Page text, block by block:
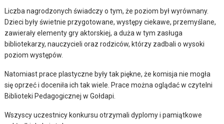
Liczba nagrodzonych świadczy o tym, że poziom był wyrównany.
Dzieci były świetnie przygotowane, występy ciekawe, przemyślane,
zawierały elementy gry aktorskiej, a duża w tym zasługa
bibliotekarzy, nauczycieli oraz rodziców, którzy zadbali o wysoki
poziom występów.
Natomiast prace plastyczne były tak piękne, że komisja nie mogła
się oprzeć i doceniła ich tak wiele. Prace można oglądać w czytelni
Biblioteki Pedagogicznej w Gołdapi.
Wszyscy uczestnicy konkursu otrzymali dyplomy i pamiątkowe